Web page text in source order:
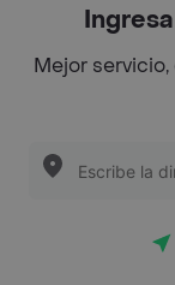
Encuéntranos
App
Mejor